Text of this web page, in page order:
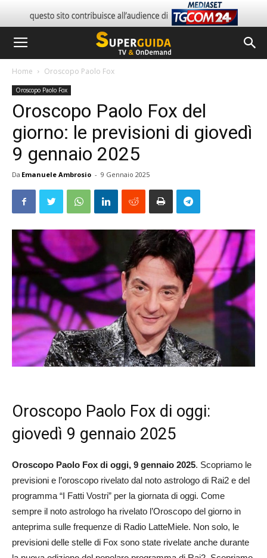
Home Oroscopo Paolo Fox
Oroscopo Paolo Fox
Oroscopo Paolo Fox del
giorno: le previsioni di giovedì
9 gennaio 2025
Da Emanuele Ambrosio - 9 Gennaio 2025
Oroscopo Paolo Fox di oggi:
giovedì 9 gennaio 2025
Oroscopo Paolo Fox di oggi, 9 gennaio 2025. Scopriamo le
previsioni e l’oroscopo rivelato dal noto astrologo di Rai2 e del
programma “I Fatti Vostri” per la giornata di oggi. Come
sempre il noto astrologo ha rivelato l’Oroscopo del giorno in
anteprima sulle frequenze di Radio LatteMiele. Non solo, le
previsioni delle stelle di Fox sono state rivelate anche durante